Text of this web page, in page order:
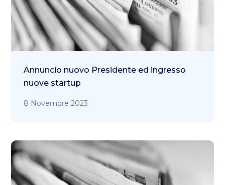
Annuncio nuovo Presidente ed ingresso
nuove startup
8 Novembre 2023